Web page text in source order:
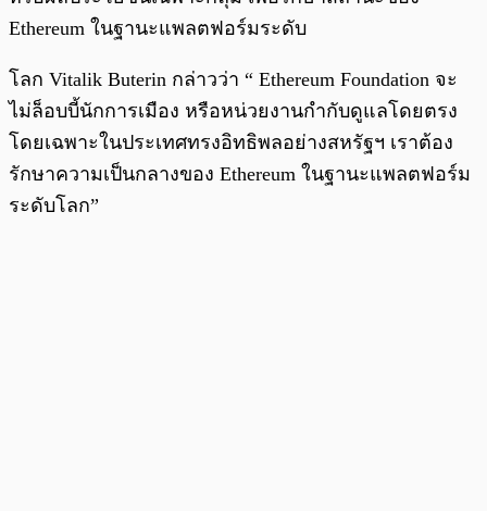
Ethereum ในฐานะแพลตฟอร์มระดับ
โลก Vitalik Buterin กล่าวว่า “ Ethereum Foundation จะ
ไม่ล็อบบี้นักการเมือง หรือหน่วยงานกำกับดูแลโดยตรง
โดยเฉพาะในประเทศทรงอิทธิพลอย่างสหรัฐฯ เราต้อง
รักษาความเป็นกลางของ Ethereum ในฐานะแพลตฟอร์ม
ระดับโลก”